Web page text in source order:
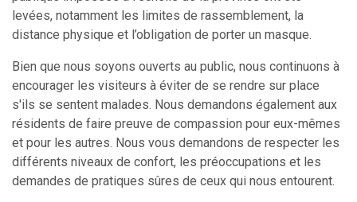
levées, notamment les limites de rassemblement, la
distance physique et l’obligation de porter un masque.
Bien que nous soyons ouverts au public, nous continuons à
encourager les visiteurs à éviter de se rendre sur place
s'ils se sentent malades. Nous demandons également aux
résidents de faire preuve de compassion pour eux-mêmes
et pour les autres. Nous vous demandons de respecter les
différents niveaux de confort, les préoccupations et les
demandes de pratiques sûres de ceux qui nous entourent.